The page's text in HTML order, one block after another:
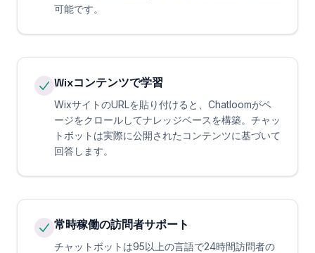
可能です。
Wixコンテンツで学習
WixサイトのURLを貼り付けると、Chatloomがペ
ージをクロールしてナレッジベースを構築。チャッ
トボットは実際に公開されたコンテンツに基づいて
回答します。
常時稼働の訪問者サポート
チャットボットは95以上の言語で24時間訪問者の